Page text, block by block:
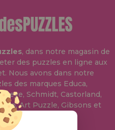
, dans notre magasin de
des puzzles en ligne aux
Nous avons dans notre
des marques Educa,
Schmidt, Castorland,
Art Puzzle, Gibsons et